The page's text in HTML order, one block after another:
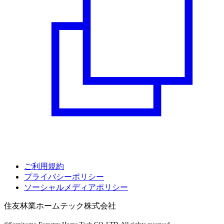
ご利用規約
プライバシーポリシー
ソーシャルメディアポリシー
住友林業ホームテック株式会社